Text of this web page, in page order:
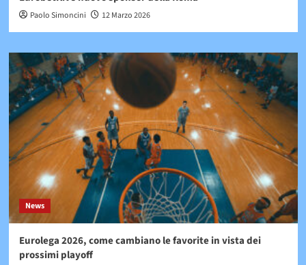
Paolo Simoncini 12 Marzo 2026
News
Eurolega 2026, come cambiano le favorite in vista dei
prossimi playoff